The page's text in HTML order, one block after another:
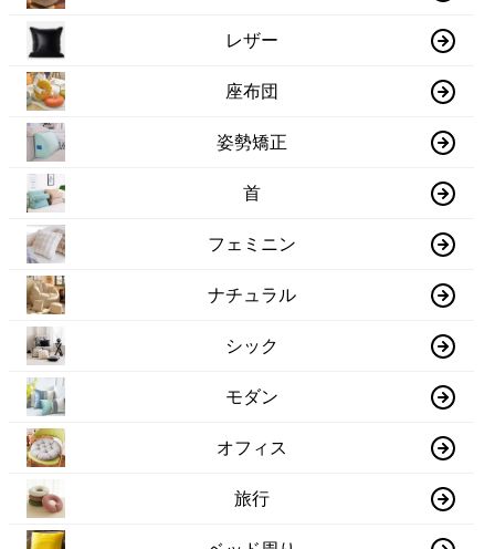
レザー
座布団
姿勢矯正
首
フェミニン
ナチュラル
シック
モダン
オフィス
旅行